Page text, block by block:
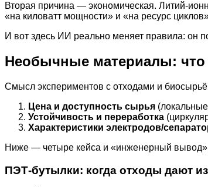
Вторая причина — экономическая. Литий-
«на киловатт мощности» и «на ресурс
И вот здесь ИИ реально меняет правила: он
Необычные материалы: что
Смысл экспериментов с отходами и
Цена и доступность сырья
Устойчивость и переработка
Характеристики электродов/
Ниже — четыре кейса и «инженерный вывод»,
ПЭТ-бутылки: когда отходы дают